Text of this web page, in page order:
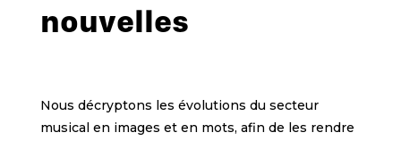
nouvelles
Nous décryptons les évolutions du secteur
musical en images et en mots, afin de les rendre